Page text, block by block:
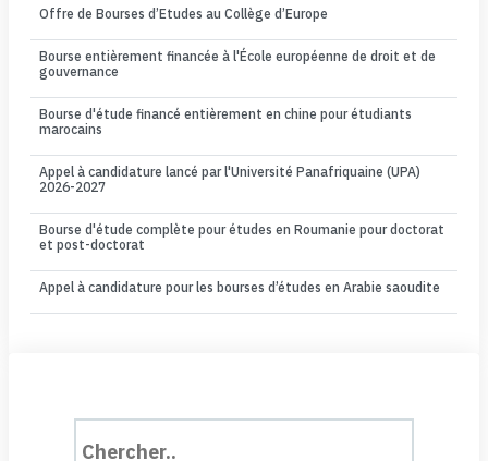
Offre de Bourses d’Etudes au Collège d’Europe
Bourse entièrement financée à l'École européenne de droit et de
gouvernance
Bourse d'étude financé entièrement en chine pour étudiants
marocains
Appel à candidature lancé par l'Université Panafriquaine (UPA)
2026-2027
Bourse d'étude complète pour études en Roumanie pour doctorat
et post-doctorat
Appel à candidature pour les bourses d’études en Arabie saoudite